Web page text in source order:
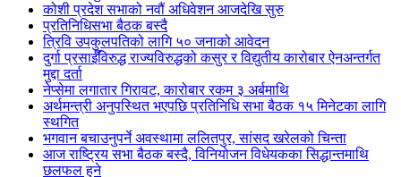
कोशी प्रदेश सभाको नवौं अधिवेशन आजदेखि सुरु
प्रतिनिधिसभा बैठक बस्दै
त्रिवि उपकुलपतिको लागि ५० जनाको आवेदन
दुर्गा प्रसाईँविरुद्ध राज्यविरुद्धको कसुर र विद्युतीय कारोबार ऐनअन्तर्गत
मुद्दा दर्ता
नेप्सेमा लगातार गिरावट, कारोबार रकम ३ अर्बमाथि
अर्थमन्त्री अनुपस्थित भएपछि प्रतिनिधि सभा बैठक १५ मिनेटका लागि
स्थगित
भगवान बचाउनुपर्ने अवस्थामा ललितपुर, सांसद खरेलको चिन्ता
आज राष्ट्रिय सभा बैठक बस्दै, विनियोजन विधेयकका सिद्धान्तमाथि
छलफल हुने